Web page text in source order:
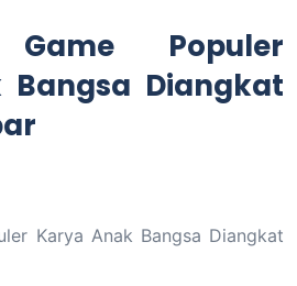
Game Populer
Bangsa Diangkat
Karya Anak Bangsa Diangkat